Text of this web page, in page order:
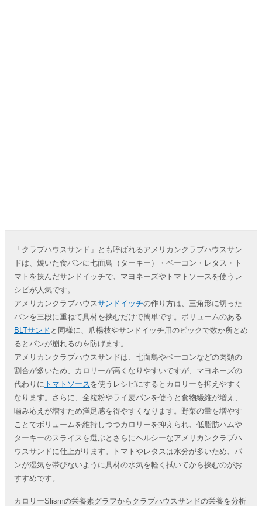
「クラブハウスサンド」とも呼ばれるアメリカンクラブハウスサン
ドは、焼いた食パンに七面鳥（ターキー）・ベーコン・レタス・ト
マトを挟んだサンドイッチで、マヨネーズやトマトソースを使うレ
シピが人気です。
アメリカンクラブハウスサンドイッチの作り方は、三角形に切った
パンを三段に重ねて具材を挟むだけで簡単です。ボリュームのある
BLTサンド と同様に、爪楊枝やサンドイッチ用のピックで数か所とめ
るとパンが崩れるのを防げます。
アメリカンクラブハウスサンドは、七面鳥やベーコンなどの肉類の
割合が多いため、カロリーが高くなりやすいですが、マヨネーズの
代わりに トマトソースを使うレシピにするとカロリーを抑えやすく
なります。さらに、全粒粉やライ麦パンを使うと食物繊維が増え、
噛み応えが増すため満足感を得やすくなります。野菜の量を増やす
ことでボリュームを維持しつつカロリーを抑えられ、低脂肪ハムや
ターキーのスライスを選ぶとさらにヘルシーなアメリカンクラブハ
ウスサンドに仕上がります。トマトやレタスは水分が多いため、パ
ンが湿気を帯びないように具材の水気を軽く拭いてから挟むのがお
すすめです。
カロリーSlismの栄養素グラフからクラブハウスサンドの栄養を分析